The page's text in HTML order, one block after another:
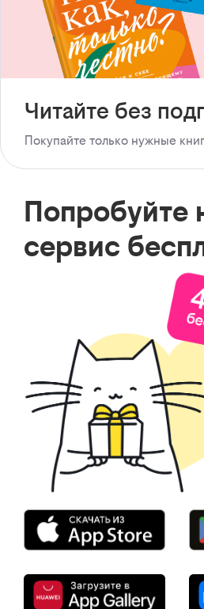
Читайте без
Покупайте только нужные
Попробуйте
сервис